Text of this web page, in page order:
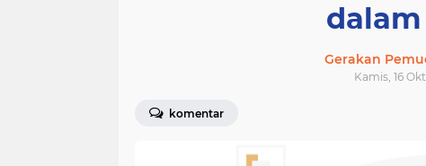
Gerakan
Kamis, 16
komentar